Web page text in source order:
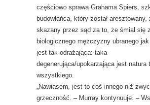
częściowo sprawa Grahama Spiers,
budowlańca, który został aresztowany,
skazany przez sąd za to, że śmiał się z
biologicznego mężczyzny ubranego
jest tak odrażająca: taka
degenerująca/upokarzająca jest natura
wszystkiego.
„Nawiasem, jest to coś innego niż
grzeczność. – Murray kontynuuje. –